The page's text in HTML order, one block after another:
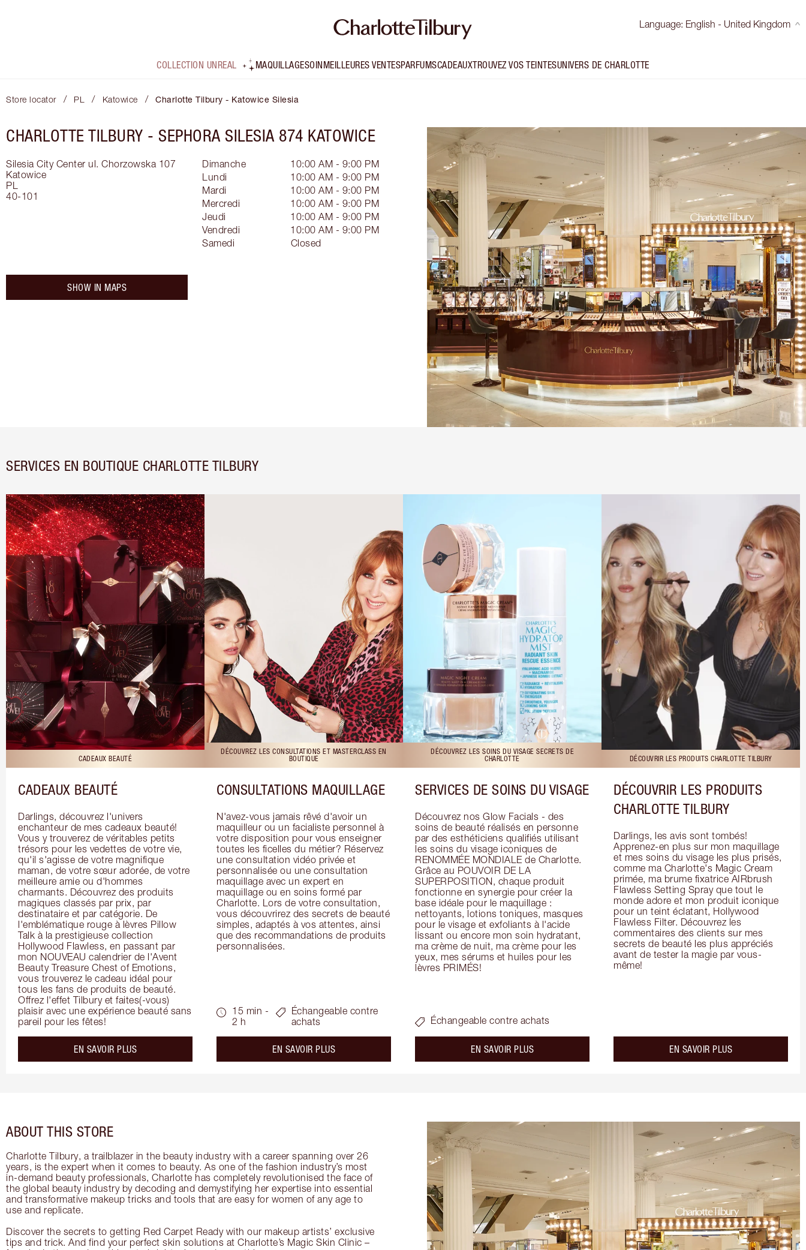
Language: English - United Kingdom
COLLECTION UNREAL MAQUILLAGESOINMEILLEURES VENTESPARFUMSCADEAUXTROUVEZ VOS TEINTESUNIVERS DE CHARLOTTE
Store locator / PL / Katowice / Charlotte Tilbury - Katowice Silesia
CHARLOTTE TILBURY - SEPHORA SILESIA 874 KATOWICE
Silesia City Center ul. Chorzowska 107
Katowice
PL
40-101
Dimanche
10:00 AM - 9:00 PM
Lundi
10:00 AM - 9:00 PM
Mardi
10:00 AM - 9:00 PM
Mercredi
10:00 AM - 9:00 PM
Jeudi
10:00 AM - 9:00 PM
Vendredi
10:00 AM - 9:00 PM
Samedi
Closed
SHOW IN MAPS
SERVICES EN BOUTIQUE CHARLOTTE TILBURY
CADEAUX BEAUTÉ
CADEAUX BEAUTÉ
Darlings, découvrez l'univers
enchanteur de mes cadeaux beauté!
Vous y trouverez de véritables petits
trésors pour les vedettes de votre vie,
qu'il s'agisse de votre magnifique
maman, de votre sœur adorée, de votre
meilleure amie ou d'hommes
charmants. Découvrez des produits
magiques classés par prix, par
destinataire et par catégorie. De
l'emblématique rouge à lèvres Pillow
Talk à la prestigieuse collection
Hollywood Flawless, en passant par
mon NOUVEAU calendrier de l'Avent
Beauty Treasure Chest of Emotions,
vous trouverez le cadeau idéal pour
tous les fans de produits de beauté.
Offrez l'effet Tilbury et faites(-vous)
plaisir avec une expérience beauté sans
pareil pour les fêtes!
EN SAVOIR PLUSabout the
DÉCOUVREZ LES CONSULTATIONS ET MASTERCLASS EN
BOUTIQUE
CONSULTATIONS MAQUILLAGE
N'avez-vous jamais rêvé d'avoir un
maquilleur ou un facialiste personnel à
votre disposition pour vous enseigner
toutes les ficelles du métier? Réservez
une consultation vidéo privée et
personnalisée ou une consultation
maquillage avec un expert en
maquillage ou en soins formé par
Charlotte. Lors de votre consultation,
vous découvrirez des secrets de beauté
simples, adaptés à vos attentes, ainsi
que des recommandations de produits
personnalisées.
15 min -
2 h
Échangeable contre
achats
EN SAVOIR PLUSabout the
DÉCOUVREZ LES SOINS DU VISAGE SECRETS DE
CHARLOTTE
SERVICES DE SOINS DU VISAGE
Découvrez nos Glow Facials - des
soins de beauté réalisés en personne
par des esthéticiens qualifiés utilisant
les soins du visage iconiques de
RENOMMÉE MONDIALE de Charlotte.
Grâce au POUVOIR DE LA
SUPERPOSITION, chaque produit
fonctionne en synergie pour créer la
base idéale pour le maquillage :
nettoyants, lotions toniques, masques
pour le visage et exfoliants à l'acide
lissant ou encore mon soin hydratant,
ma crème de nuit, ma crème pour les
yeux, mes sérums et huiles pour les
lèvres PRIMÉS!
Échangeable contre achats
EN SAVOIR PLUSabout the
DÉCOUVRIR LES PRODUITS CHARLOTTE TILBURY
DÉCOUVRIR LES PRODUITS
CHARLOTTE TILBURY
Darlings, les avis sont tombés!
Apprenez-en plus sur mon maquillage
et mes soins du visage les plus prisés,
comme ma Charlotte's Magic Cream
primée, ma brume fixatrice AIRbrush
Flawless Setting Spray que tout le
monde adore et mon produit iconique
pour un teint éclatant, Hollywood
Flawless Filter. Découvrez les
commentaires des clients sur mes
secrets de beauté les plus appréciés
avant de tester la magie par vous-
même!
EN SAVOIR PLUSabout the
ABOUT THIS STORE
Charlotte Tilbury, a trailblazer in the beauty industry with a career spanning over 26
years, is the expert when it comes to beauty. As one of the fashion industry’s most
in-demand beauty professionals, Charlotte has completely revolutionised the face of
the global beauty industry by decoding and demystifying her expertise into essential
and transformative makeup tricks and tools that are easy for women of any age to
use and replicate.
Discover the secrets to getting Red Carpet Ready with our makeup artists’ exclusive
tips and trick. And find your perfect skin solutions at Charlotte’s Magic Skin Clinic –